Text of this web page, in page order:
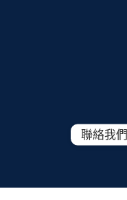
聯絡我們